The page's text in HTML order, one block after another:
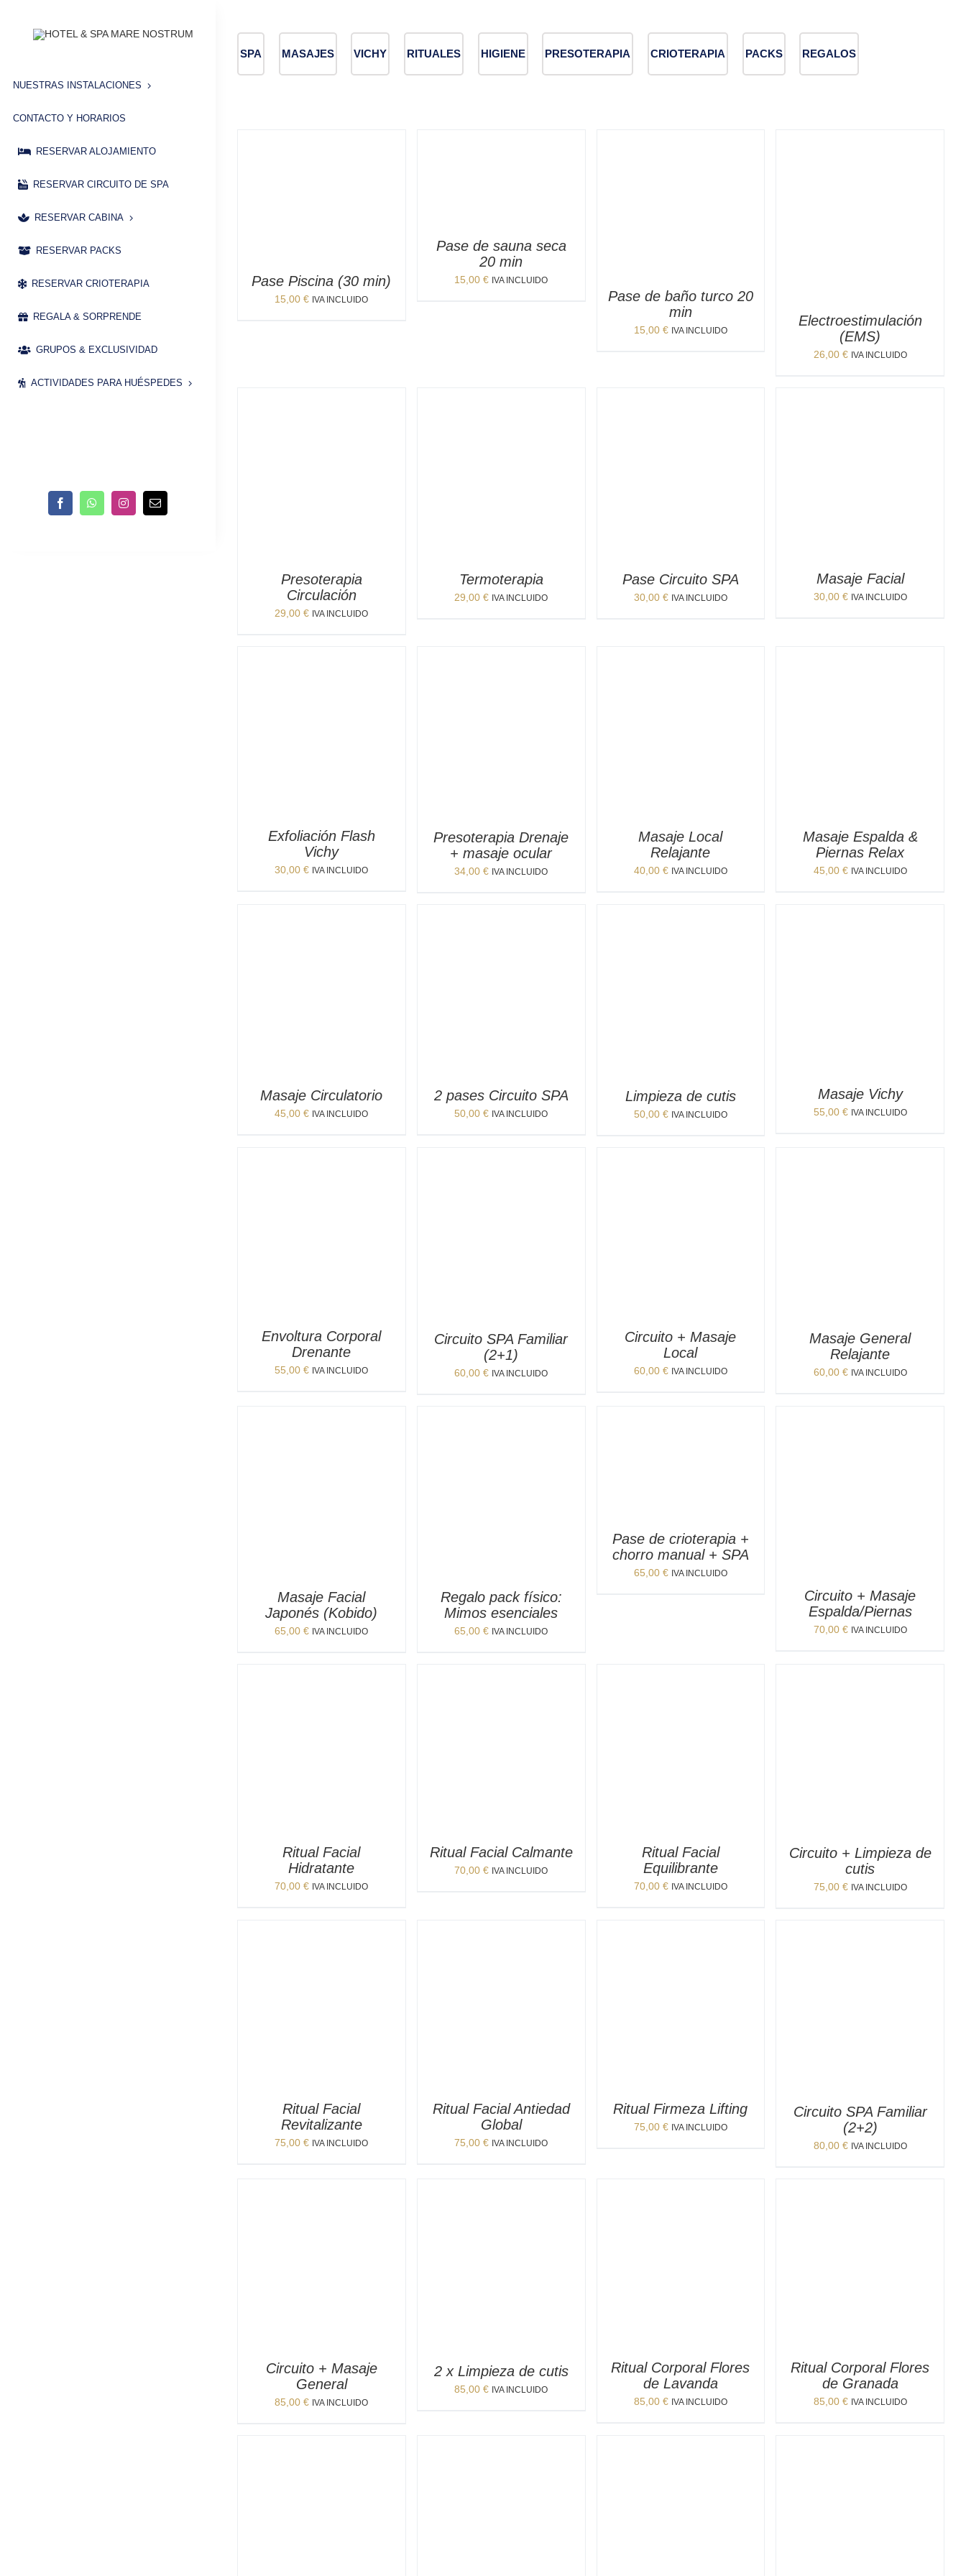
NUESTRAS INSTALACIONES
CONTACTO Y HORARIOS
RESERVAR ALOJAMIENTO
RESERVAR CIRCUITO DE SPA
RESERVAR CABINA
RESERVAR PACKS
RESERVAR CRIOTERAPIA
REGALA & SORPRENDE
GRUPOS & EXCLUSIVIDAD
ACTIVIDADES PARA HUÉSPEDES
SPA MASAJES VICHY RITUALES HIGIENE PRESOTERAPIA CRIOTERAPIA PACKS REGALOS
Pase Piscina (30 min)
15,00€ IVA INCLUIDO
Pase de sauna seca
20 min
15,00€ IVA INCLUIDO
Pase de baño turco 20
min
15,00 € IVA INCLUIDO
Electroestimulación
(EMS)
26,00 € IVA INCLUIDO
Presoterapia
Circulación
29,00€ IVA INCLUIDO
Termoterapia
29,00€ IVA INCLUIDO
Pase Circuito SPA
30,00 € IVA INCLUIDO
Masaje Facial
30,00 € IVA INCLUIDO
Exfoliación Flash
Vichy
30,00€ IVA INCLUIDO
Presoterapia Drenaje
+ masaje ocular
34,00€ IVA INCLUIDO
Masaje Local
Relajante
40,00 € IVA INCLUIDO
Masaje Espalda &
Piernas Relax
45,00 € IVA INCLUIDO
Masaje Circulatorio
45,00€ IVA INCLUIDO
2 pases Circuito SPA
50,00€ IVA INCLUIDO
Limpieza de cutis
50,00 € IVA INCLUIDO
Masaje Vichy
55,00 € IVA INCLUIDO
Envoltura Corporal
Drenante
55,00€ IVA INCLUIDO
Circuito SPA Familiar
(2+1)
60,00€ IVA INCLUIDO
Circuito + Masaje
Local
60,00 € IVA INCLUIDO
Masaje General
Relajante
60,00 € IVA INCLUIDO
Masaje Facial
Japonés (Kobido)
65,00€ IVA INCLUIDO
Regalo pack físico:
Mimos esenciales
65,00€ IVA INCLUIDO
Pase de crioterapia +
chorro manual + SPA
65,00 € IVA INCLUIDO
Circuito + Masaje
Espalda/Piernas
70,00 € IVA INCLUIDO
Ritual Facial
Hidratante
70,00€ IVA INCLUIDO
Ritual Facial Calmante
70,00€ IVA INCLUIDO
Ritual Facial
Equilibrante
70,00 € IVA INCLUIDO
Circuito + Limpieza de
cutis
75,00 € IVA INCLUIDO
Ritual Facial
Revitalizante
75,00€ IVA INCLUIDO
Ritual Facial Antiedad
Global
75,00€ IVA INCLUIDO
Ritual Firmeza Lifting
75,00 € IVA INCLUIDO
Circuito SPA Familiar
(2+2)
80,00 € IVA INCLUIDO
Circuito + Masaje
General
85,00€ IVA INCLUIDO
2 x Limpieza de cutis
85,00€ IVA INCLUIDO
Ritual Corporal Flores
de Lavanda
85,00 € IVA INCLUIDO
Ritual Corporal Flores
de Granada
85,00 € IVA INCLUIDO